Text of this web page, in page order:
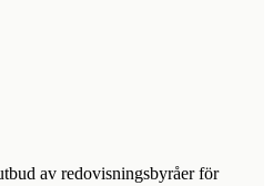
av redovisningsbyråer för